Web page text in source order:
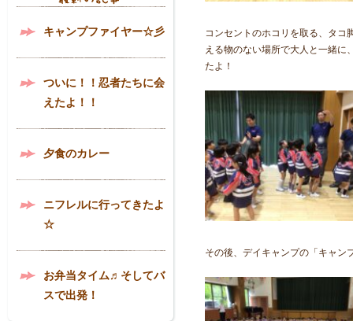
キャンプファイヤー☆彡
ついに！！忍者たちに会
えたよ！！
夕食のカレー
ニフレルに行ってきたよ
☆
お弁当タイム♬そしてバ
スで出発！
コンセントのホコリを取る、タコ
える物のない場所で大人と一緒
たよ！
その後、デイキャンプの「キャン